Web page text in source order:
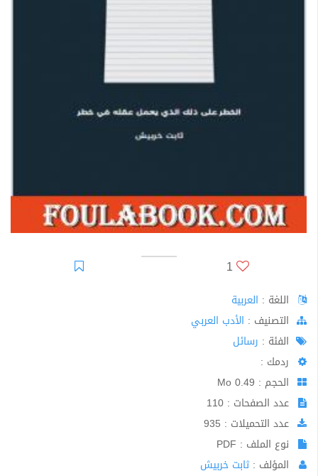
1
اللغة : العربية
اﻟﺘﺼﻨﻴﻒ : الأدب العربي
الفئة : رسائل
ردمك :
الحجم : 0.49 Mo
عدد الصفحات : 110
عدد التحميلات : 935
نوع الملف : PDF
المؤلف : ثابت خربيش